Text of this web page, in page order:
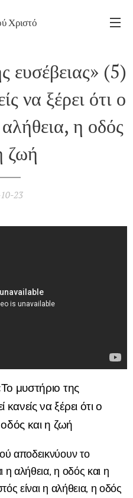
Χριστό
ευσέβειας» (5)
να ξέρει ότι ο
η οδός
ζωή
23
μυστήριο της
να ξέρει ότι ο
οδός και η ζωή
αποδεικνύουν το
η αλήθεια, η οδός και η
είναι η αλήθεια, η οδός